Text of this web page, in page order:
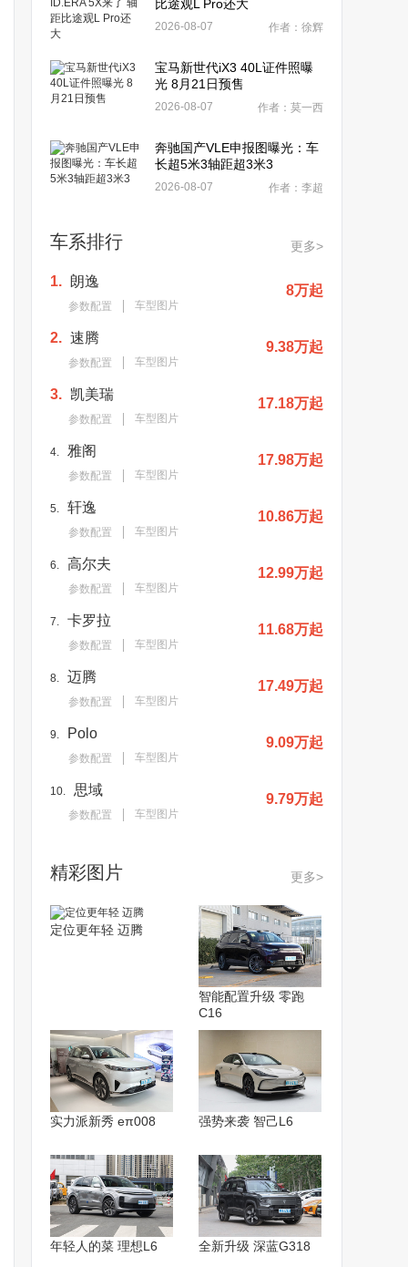
比途观L Pro还大
2026-08-07 作者：徐辉
宝马新世代iX3 40L证件照曝
光 8月21日预售
2026-08-07 作者：莫一西
奔驰国产VLE申报图曝光：车
长超5米3轴距超3米3
2026-08-07 作者：李超
车系排行 更多>
1. 朗逸
参数配置 车型图片
8万起
2. 速腾
参数配置 车型图片
9.38万起
3. 凯美瑞
参数配置 车型图片
17.18万起
4. 雅阁
参数配置 车型图片
17.98万起
5. 轩逸
参数配置 车型图片
10.86万起
6. 高尔夫
参数配置 车型图片
12.99万起
7. 卡罗拉
参数配置 车型图片
11.68万起
8. 迈腾
参数配置 车型图片
17.49万起
9. Polo
参数配置 车型图片
9.09万起
10. 思域
参数配置 车型图片
9.79万起
精彩图片 更多>
定位更年轻 迈腾
智能配置升级 零跑
C16
实力派新秀 eπ008 强势来袭 智己L6
年轻人的菜 理想L6 全新升级 深蓝G318